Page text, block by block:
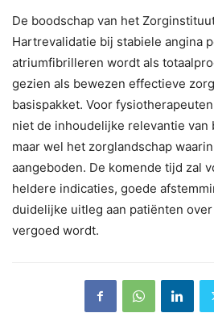
De boodschap van het
Hartrevalidatie bij stabiele angina
atriumfibrilleren wordt als
gezien als bewezen effectieve
basispakket. Voor
niet de inhoudelijke relevantie van
maar wel het zorglandschap
aangeboden. De komende tijd zal
heldere indicaties, goede
duidelijke uitleg aan patiënten
vergoed wordt.